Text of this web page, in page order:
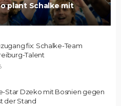
plant Schalke mit
fix: Schalke-Team
Talent
Star Dzeko mit Bosnien gegen
der Stand